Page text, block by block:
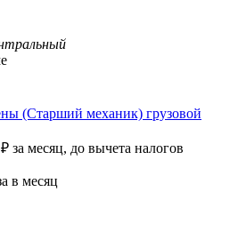
(Старший механик) грузовой
₽ за месяц, до вычета налогов
в месяц